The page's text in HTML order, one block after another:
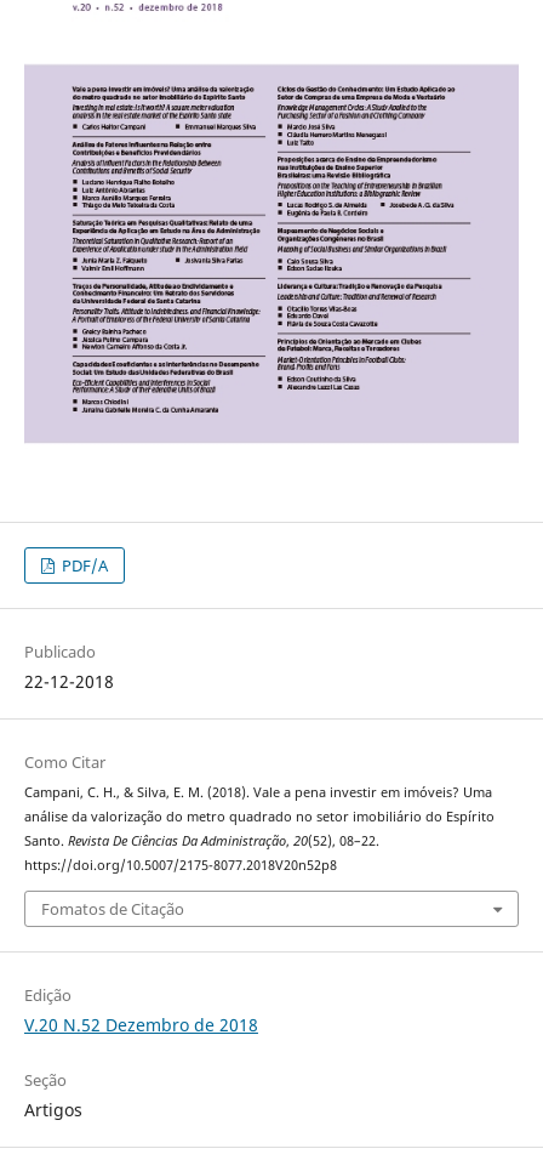
PDF/A
Publicado
22-12-2018
Como Citar
Campani, C. H., & Silva, E. M. (2018). Vale a pena investir em imóveis? Uma
análise da valorização do metro quadrado no setor imobiliário do Espírito
Santo. Revista De Ciências Da Administração, 20(52), 08–22.
https://doi.org/10.5007/2175-8077.2018V20n52p8
Fomatos de Citação
Edição
V.20 N.52 Dezembro de 2018
Seção
Artigos